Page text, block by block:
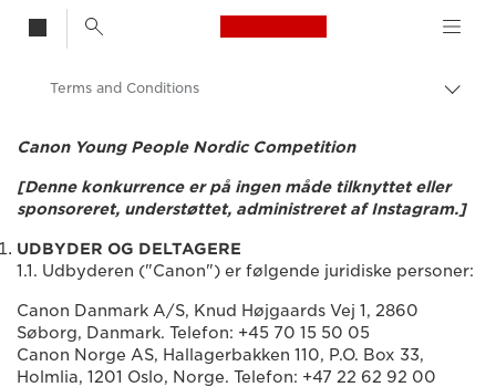
Canon Logo, back
Skift
Terms and Conditions
Canon Young People Nordic Competition
[Denne konkurrence er på ingen måde tilknyttet eller
sponsoreret, understøttet, administreret af Instagram.]
UDBYDER OG DELTAGERE
1.1. Udbyderen ("Canon") er følgende juridiske personer:
Canon Danmark A/S, Knud Højgaards Vej 1, 2860
Søborg, Danmark. Telefon: +45 70 15 50 05
Canon Norge AS, Hallagerbakken 110, P.O. Box 33,
Holmlia, 1201 Oslo, Norge. Telefon: +47 22 62 92 00